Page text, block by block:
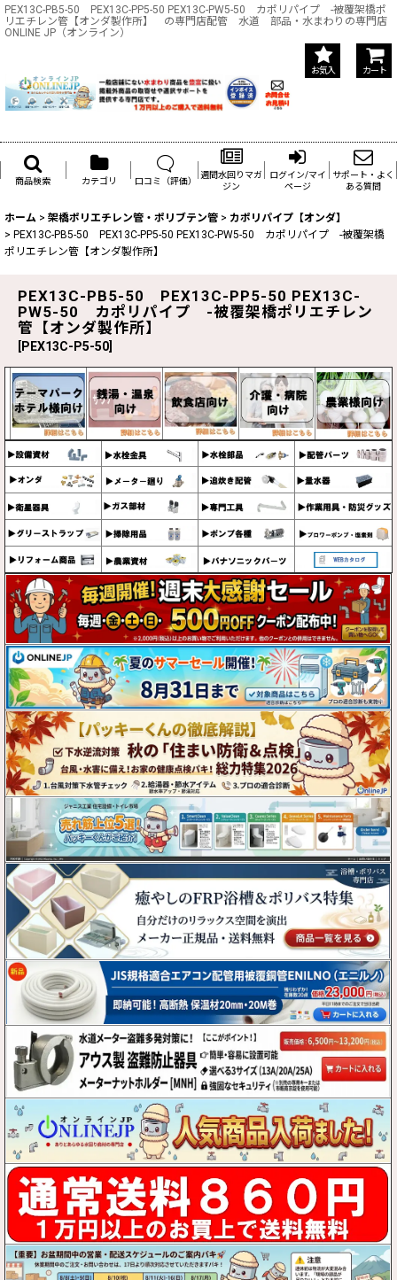
PEX13C-PB5-50 PEX13C-PP5-50 PEX13C-PW5-50 カポリパイプ -被覆架橋ポ
リエチレン管【オンダ製作所】 の専門店配管 水道 部品・水まわりの専門店
ONLINE JP（オンライン）
お気入 カート
商品検索 カテゴリ 口コミ（評価）
週間水回りマガ
ジン
ログイン/マイ
ページ
サポート・よく
ある質問
ホーム > 架橋ポリエチレン管・ポリブテン管 > カポリパイプ【オンダ】
> PEX13C-PB5-50 PEX13C-PP5-50 PEX13C-PW5-50 カポリパイプ -被覆架橋
ポリエチレン管【オンダ製作所】
PEX13C-PB5-50 PEX13C-PP5-50 PEX13C-
PW5-50 カポリパイプ -被覆架橋ポリエチレン
管【オンダ製作所】
PEX13C-P5-50